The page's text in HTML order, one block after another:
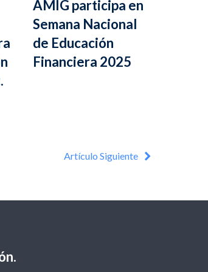
AMIG participa en
Semana Nacional
de Educación
Financiera 2025
Artículo Siguiente